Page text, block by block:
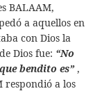
BALAAM,
a aquellos en
con Dios la
Dios fue: “No
bendito es”,
respondió a los